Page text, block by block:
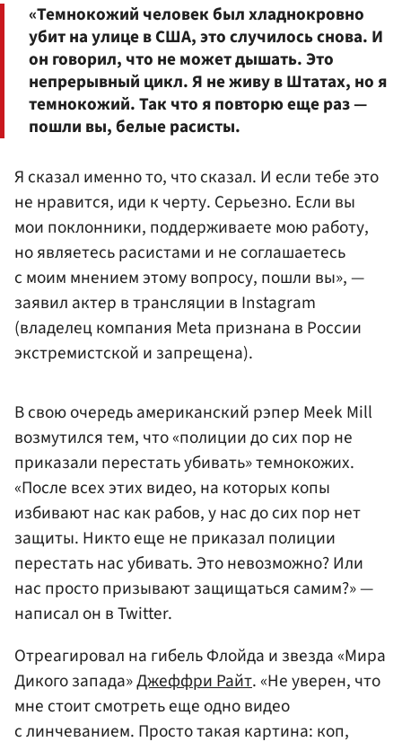
«Темнокожий человек был хладнокровно
убит на улице в США, это случилось снова. И
он говорил, что не может дышать. Это
непрерывный цикл. Я не живу в Штатах, но я
темнокожий. Так что я повторю еще раз —
пошли вы, белые расисты.
Я сказал именно то, что сказал. И если тебе это
не нравится, иди к черту. Серьезно. Если вы
мои поклонники, поддерживаете мою работу,
но являетесь расистами и не соглашаетесь
с моим мнением этому вопросу, пошли вы», —
заявил актер в трансляции в Instagram
(владелец компания Meta признана в России
экстремистской и запрещена).
В свою очередь американский рэпер Meek Mill
возмутился тем, что «полиции до сих пор не
приказали перестать убивать» темнокожих.
«После всех этих видео, на которых копы
избивают нас как рабов, у нас до сих пор нет
защиты. Никто еще не приказал полиции
перестать нас убивать. Это невозможно? Или
нас просто призывают защищаться самим?» —
написал он в Twitter.
Отреагировал на гибель Флойда и звезда «Мира
Дикого запада»Джеффри Райт. «Не уверен, что
мне стоит смотреть еще одно видео
с линчеванием. Просто такая картина: коп,